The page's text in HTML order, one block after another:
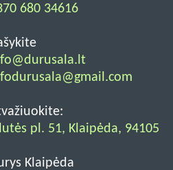
680 34616
pl. 51, Klaipėda, 94105
Klaipėda